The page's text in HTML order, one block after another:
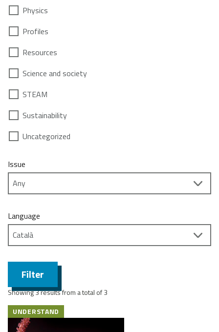
Physics
Profiles
Resources
Science and society
STEAM
Sustainability
Uncategorized
Issue
Language
Filter
Showing 3 results from a total of 3
UNDERSTAND